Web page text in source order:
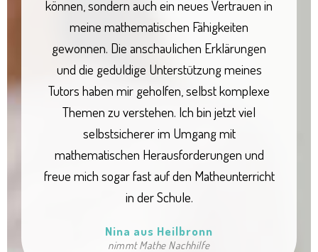
können, sondern auch ein neues Vertrauen in
meine mathematischen Fähigkeiten
gewonnen. Die anschaulichen Erklärungen
und die geduldige Unterstützung meines
Tutors haben mir geholfen, selbst komplexe
Themen zu verstehen. Ich bin jetzt viel
selbstsicherer im Umgang mit
mathematischen Herausforderungen und
freue mich sogar fast auf den Matheunterricht
in der Schule.
Nina aus Heilbronn
nimmt Mathe Nachhilfe